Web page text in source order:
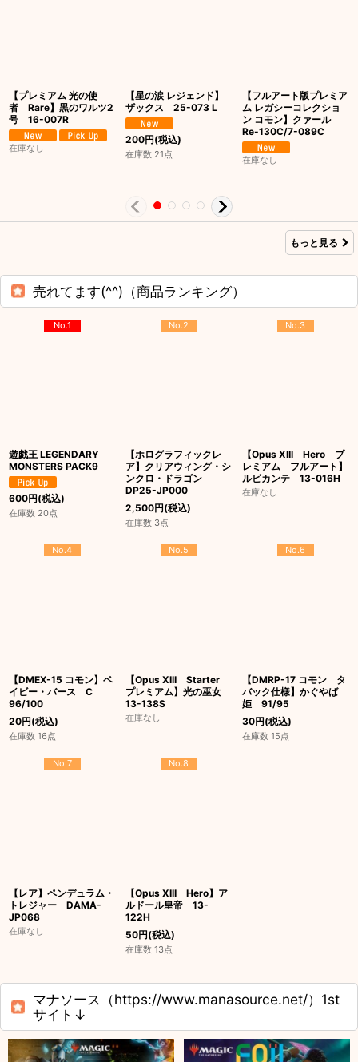
【プレミアム 光の使
者 Rare】黒のワルツ2
号 16-007R
在庫なし
【星の涙 レジェンド】
ザックス 25-073 L
200円(税込)
在庫数 21点
【フルアート版プレミア
ム レガシーコレクショ
ン コモン】クァール
Re-130C/7-089C
在庫なし
もっと見る
売れてます(^^)（商品ランキング）
No.1
遊戯王 LEGENDARY
MONSTERS PACK9
600円(税込)
在庫数 20点
No.2
【ホログラフィックレ
ア】クリアウィング・シ
ンクロ・ドラゴン
DP25-JP000
2,500円(税込)
在庫数 3点
No.3
【Opus XIII Hero プ
レミアム フルアート】
ルビカンテ 13-016H
在庫なし
No.4
【DMEX-15 コモン】ベ
イビー・バース C
96/100
20円(税込)
在庫数 16点
No.5
【Opus XIII Starter
プレミアム】光の巫女
13-138S
在庫なし
No.6
【DMRP-17 コモン タ
バック仕様】かぐやば
姫 91/95
30円(税込)
在庫数 15点
No.7
【レア】ペンデュラム・
トレジャー DAMA-
JP068
在庫なし
No.8
【Opus XIII Hero】ア
ルドール皇帝 13-
122H
50円(税込)
在庫数 13点
マナソース（https://www.manasource.net/）1st
サイト↓